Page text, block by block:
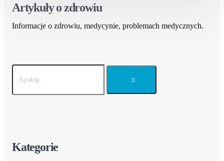
Artykuły o zdrowiu
Informacje o zdrowiu, medycynie, problemach medycznych.
Kategorie